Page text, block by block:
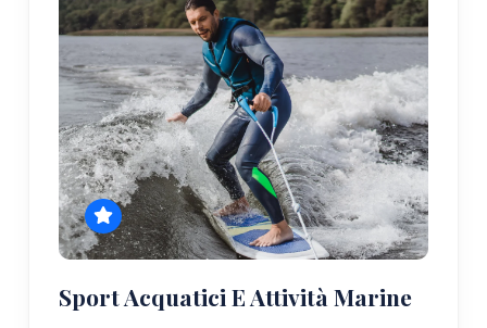
Sport Acquatici E Attività Marine